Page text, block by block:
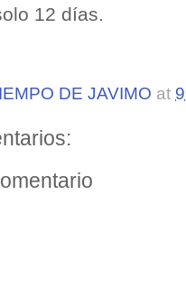
12 días.
DE JAVIMO at